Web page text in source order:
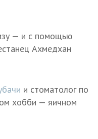
— и с помощью
Ахмедхан
и стоматолог по
хобби — яичном